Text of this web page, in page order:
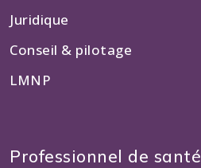
Juridique
Conseil & pilotage
LMNP
Professionnel de santé